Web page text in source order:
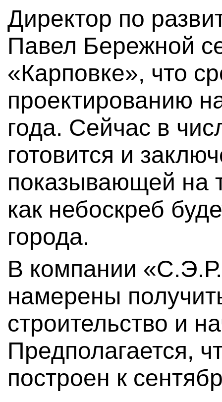
Директор по
Павел Бережной
«Карповке», что
проектированию
года. Сейчас в
готовится и
показывающей на
как небоскреб
города.
В компании
намерены
строительство и
Предполагается,
построен к